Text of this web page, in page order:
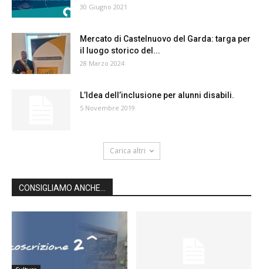
30 Giugno 2021
Mercato di Castelnuovo del Garda: targa per
il luogo storico del...
28 Marzo 2024
L’Idea dell’inclusione per alunni disabili.
5 Novembre 2019
Carica altri
CONSIGLIAMO ANCHE...